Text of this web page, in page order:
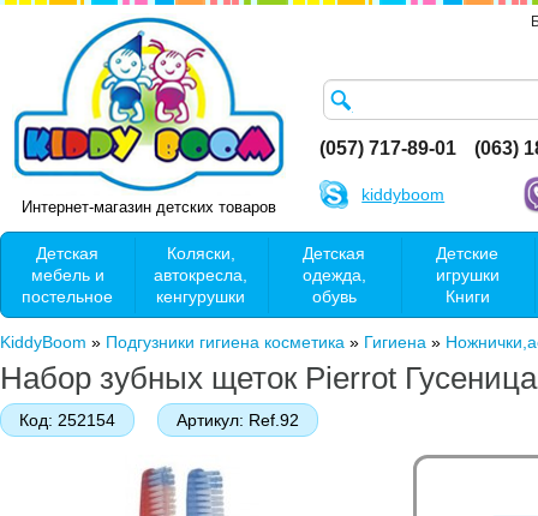
Интернет-магазин детских товаров
(057) 717-89-01 (063)
kiddyboom
Детская
мебель и
постельное
Коляски,
автокресла,
кенгурушки
Детская
одежда,
обувь
Детские
игрушки
Книги
KiddyBoom » Подгузники гигиена косметика » Гигиена »
Набор зубных щеток Pierrot
Код: 252154 Артикул: Ref.92